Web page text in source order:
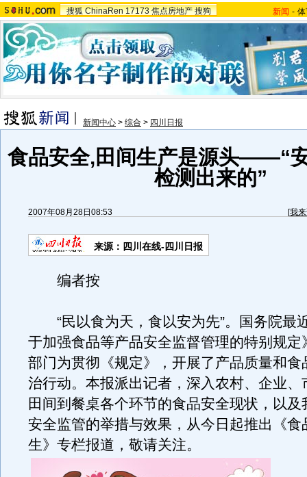
搜狐 ChinaRen 17173 焦点房地产 搜狗 新闻 -
新闻中心 > 综合 > 四川日报
食品安全,田间生产是源头——“
检测出来的”
2007年08月28日08:53 [我
来源：四川在线-四川日报
编者按
“民以食为天，食以安为先”。国务院最
于加强食品等产品安全监督管理的特别规定
部门为贯彻《规定》，开展了产品质量和食
治行动。本报派出记者，深入农村、企业、
田间到餐桌各个环节的食品安全现状，以及
安全监管的举措与效果，从今日起推出《食
生》专栏报道，敬请关注。